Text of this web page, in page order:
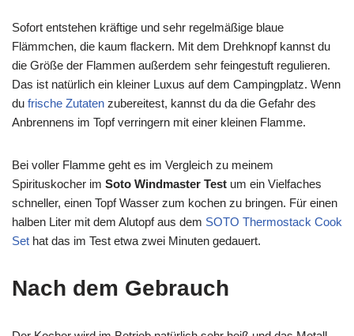
Sofort entstehen kräftige und sehr regelmäßige blaue
Flämmchen, die kaum flackern. Mit dem Drehknopf kannst du
die Größe der Flammen außerdem sehr feingestuft regulieren.
Das ist natürlich ein kleiner Luxus auf dem Campingplatz. Wenn
du frische Zutaten zubereitest, kannst du da die Gefahr des
Anbrennens im Topf verringern mit einer kleinen Flamme.
Bei voller Flamme geht es im Vergleich zu meinem
Spirituskocher im Soto Windmaster Test um ein Vielfaches
schneller, einen Topf Wasser zum kochen zu bringen. Für einen
halben Liter mit dem Alutopf aus dem SOTO Thermostack Cook
Set hat das im Test etwa zwei Minuten gedauert.
Nach dem Gebrauch